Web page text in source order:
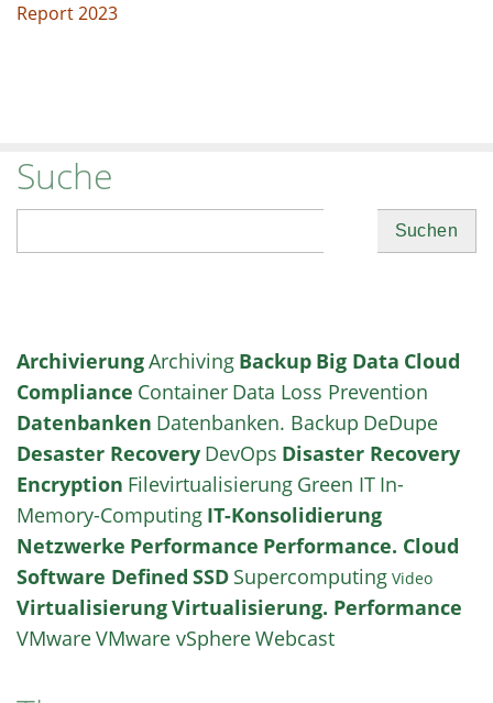
Report 2023
Suche
ArchivierungArchiving Backup Big Data Cloud
Compliance Container Data Loss Prevention
Datenbanken Datenbanken. Backup DeDupe
Desaster Recovery DevOps Disaster Recovery
Encryption Filevirtualisierung Green IT In-
Memory-Computing IT-Konsolidierung
Netzwerke Performance Performance. Cloud
Software Defined SSD Supercomputing Video
VirtualisierungVirtualisierung. Performance
VMwareVMware vSphereWebcast